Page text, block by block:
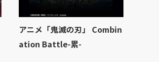
アニメ「鬼滅の刃」 Combin
ation Battle-累-